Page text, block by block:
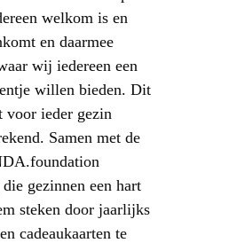
welkom is en
en daarmee
wij iedereen een
willen bieden. Dit
voor ieder gezin
Samen met de
gezinnen een hart
steken door jaarlijks
cadeaukaarten te